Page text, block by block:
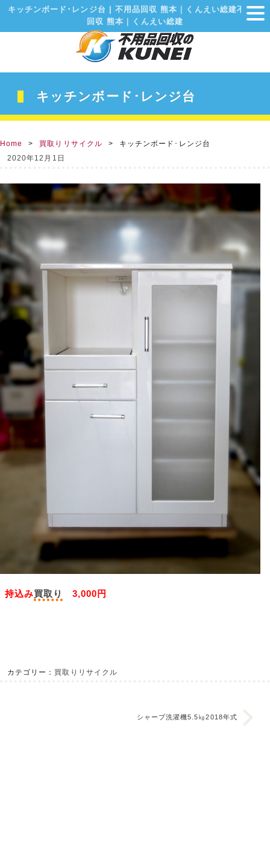
キッチンボード･レンジ台 | 不用品回収 熊本｜くんえい総建不用品
回収 熊本｜くんえい総建
Home 買取りリサイクル キッチンボード･レンジ台
キッチンボード･レンジ台
2020年12月1日
持込み買取り 3,000円
カテゴリー： 買取りリサイクル
シャープ洗濯機5.5㎏2018年式